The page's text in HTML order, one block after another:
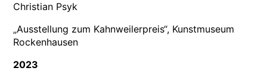
Christian Psyk
„Ausstellung zum Kahnweilerpreis“, Kunstmuseum
Rockenhausen
2023